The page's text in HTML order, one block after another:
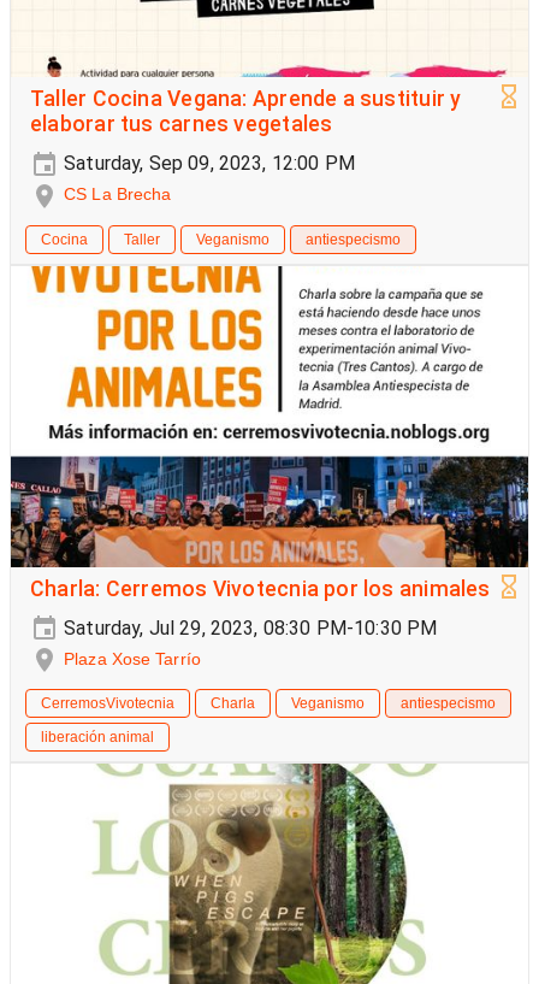
Taller Cocina Vegana: Aprende a sustituir y
elaborar tus carnes vegetales
Saturday, Sep 09, 2023, 12:00 PM
CS La Brecha
Cocina Taller Veganismo antiespecismo
Charla: Cerremos Vivotecnia por los animales
Saturday, Jul 29, 2023, 08:30 PM-10:30 PM
Plaza Xose Tarrío
CerremosVivotecnia Charla Veganismo
antiespecismo
liberación animal